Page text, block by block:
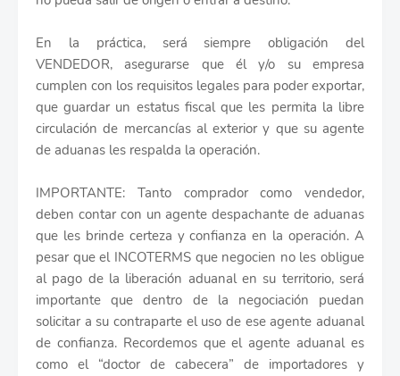
En la práctica, será siempre obligación del
VENDEDOR, asegurarse que él y/o su empresa
cumplen con los requisitos legales para poder exportar,
que guardar un estatus fiscal que les permita la libre
circulación de mercancías al exterior y que su agente
de aduanas les respalda la operación.
IMPORTANTE: Tanto comprador como vendedor,
deben contar con un agente despachante de aduanas
que les brinde certeza y confianza en la operación. A
pesar que el INCOTERMS que negocien no les obligue
al pago de la liberación aduanal en su territorio, será
importante que dentro de la negociación puedan
solicitar a su contraparte el uso de ese agente aduanal
de confianza. Recordemos que el agente aduanal es
como el “doctor de cabecera” de importadores y